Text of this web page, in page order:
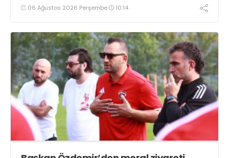
06 Ağustos 2026 Perşembe 10:14